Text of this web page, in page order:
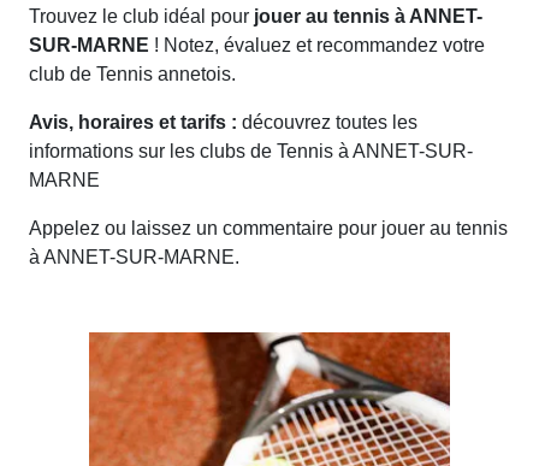
Trouvez le club idéal pour jouer au tennis à ANNET-
SUR-MARNE ! Notez, évaluez et recommandez votre
club de Tennis annetois.
Avis, horaires et tarifs : découvrez toutes les
informations sur les clubs de Tennis à ANNET-SUR-
MARNE
Appelez ou laissez un commentaire pour jouer au tennis
à ANNET-SUR-MARNE.